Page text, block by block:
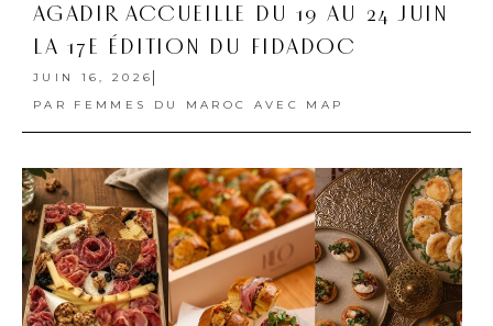
AGADIR ACCUEILLE DU 19 AU 24 JUIN
LA 17E ÉDITION DU FIDADOC
JUIN 16, 2026
PAR
FEMMES DU MAROC AVEC MAP